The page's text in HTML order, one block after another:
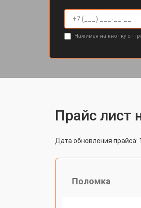
Нажимая на кнопку
Прайс лист
Дата обновления прайса:
Поломка